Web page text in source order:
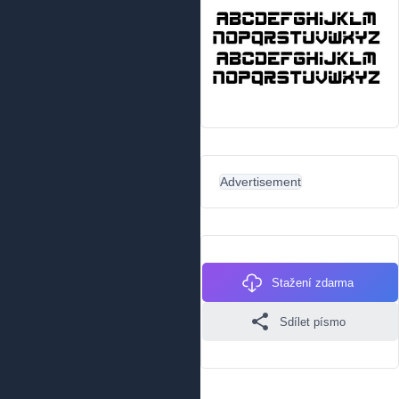
Advertisement
Stažení zdarma
Sdílet písmo